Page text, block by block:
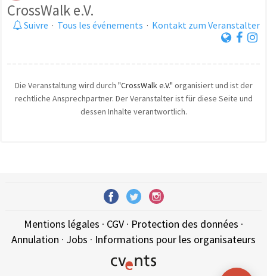
CrossWalk e.V.
Suivre · Tous les événements · Kontakt zum Veranstalter
Die Veranstaltung wird durch "CrossWalk e.V." organisiert und ist der
rechtliche Ansprechpartner. Der Veranstalter ist für diese Seite und
dessen Inhalte verantwortlich.
Mentions légales · CGV· Protection des données ·
Annulation · Jobs · Informations pour les organisateurs